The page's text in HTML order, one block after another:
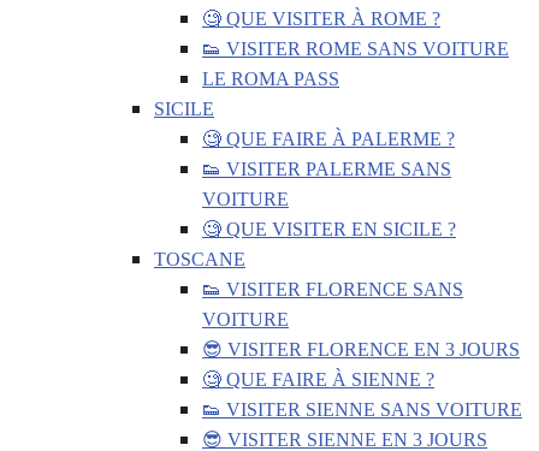
🧐 QUE VISITER À ROME ?
👟 VISITER ROME SANS VOITURE
LE ROMA PASS
SICILE
🧐 QUE FAIRE À PALERME ?
👟 VISITER PALERME SANS
VOITURE
🧐 QUE VISITER EN SICILE ?
TOSCANE
👟 VISITER FLORENCE SANS
VOITURE
😎 VISITER FLORENCE EN 3 JOURS
🧐 QUE FAIRE À SIENNE ?
👟 VISITER SIENNE SANS VOITURE
😎 VISITER SIENNE EN 3 JOURS